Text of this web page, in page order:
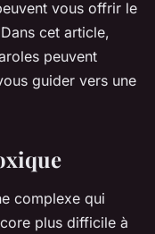
vous offrir le
cet article,
peuvent
guider vers une
complexe qui
plus difficile à